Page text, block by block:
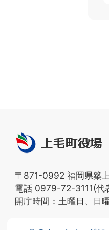
上
毛
役
場
〒871-0992 福岡県築
電話 0979-72-3111(
開庁時間：土曜日、日